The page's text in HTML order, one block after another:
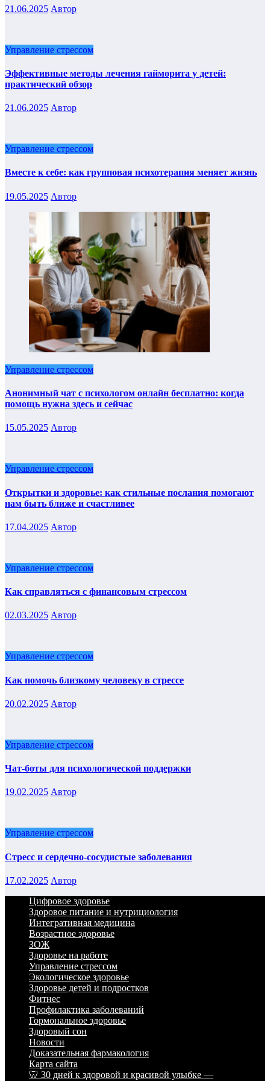
21.06.2025 Автор
Управление стрессом
Эффективные методы лечения гайморита у детей:
практический обзор
21.06.2025 Автор
Управление стрессом
Вместе к себе: как групповая психотерапия меняет жизнь
19.05.2025 Автор
Управление стрессом
Анонимный чат с психологом онлайн бесплатно: когда
помощь нужна здесь и сейчас
15.05.2025 Автор
Управление стрессом
Открытки и здоровье: как стильные послания помогают
нам быть ближе и счастливее
17.04.2025 Автор
Управление стрессом
Как справляться с финансовым стрессом
02.03.2025 Автор
Управление стрессом
Как помочь близкому человеку в стрессе
20.02.2025 Автор
Управление стрессом
Чат-боты для психологической поддержки
19.02.2025 Автор
Управление стрессом
Стресс и сердечно-сосудистые заболевания
17.02.2025 Автор
Цифровое здоровье
Здоровое питание и нутрициология
Интегративная медицина
Возрастное здоровье
ЗОЖ
Здоровье на работе
Управление стрессом
Экологическое здоровье
Здоровье детей и подростков
Фитнес
Профилактика заболеваний
Гормональное здоровье
Здоровый сон
Новости
Доказательная фармакология
Карта сайта
🦷 30 дней к здоровой и красивой улыбке —